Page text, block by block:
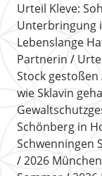
Urteil Kleve:
Unterbringung
Lebenslange
Partnerin
Stock gestoßen
wie Sklavin
Schönberg in
Schwenningen
2026